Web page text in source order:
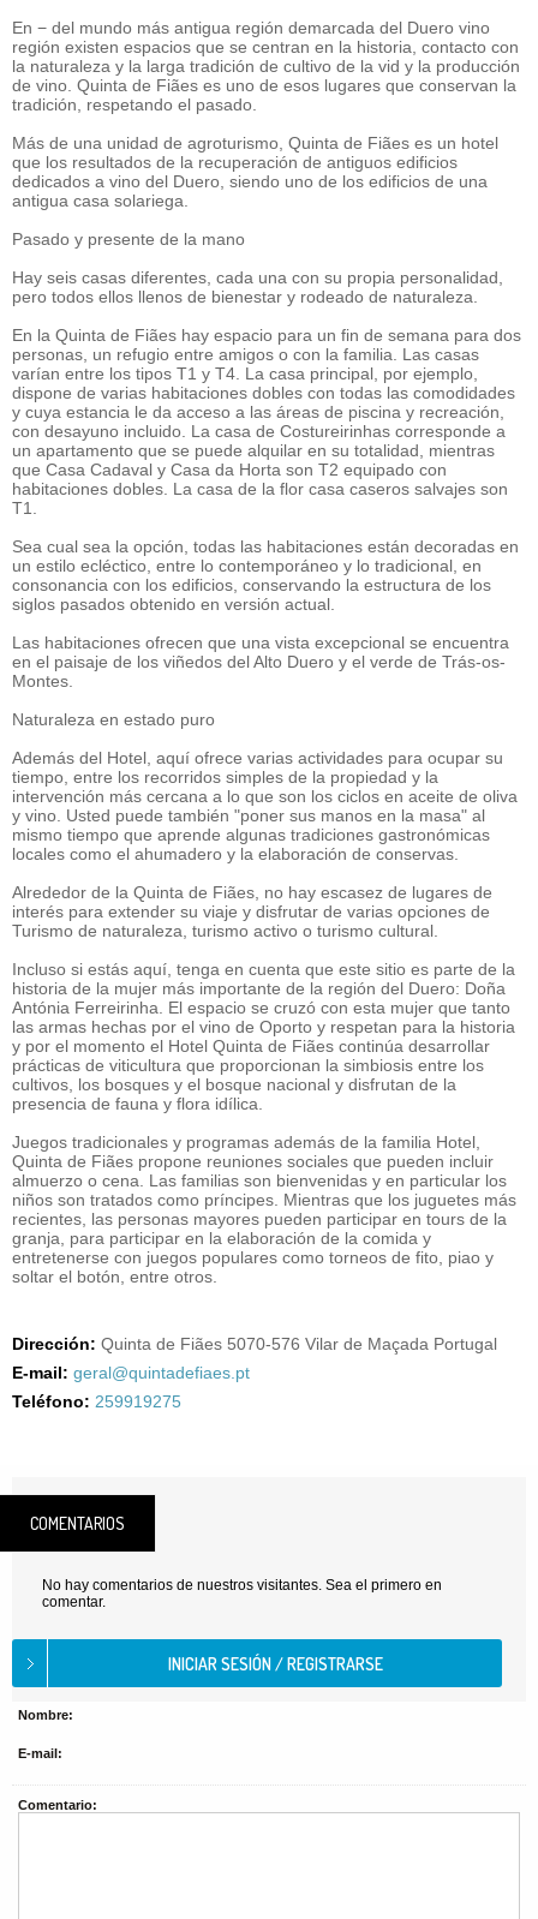
En − del mundo más antigua región demarcada del Duero vino
región existen espacios que se centran en la historia, contacto con
la naturaleza y la larga tradición de cultivo de la vid y la producción
de vino. Quinta de Fiães es uno de esos lugares que conservan la
tradición, respetando el pasado.
Más de una unidad de agroturismo, Quinta de Fiães es un hotel
que los resultados de la recuperación de antiguos edificios
dedicados a vino del Duero, siendo uno de los edificios de una
antigua casa solariega.
Pasado y presente de la mano
Hay seis casas diferentes, cada una con su propia personalidad,
pero todos ellos llenos de bienestar y rodeado de naturaleza.
En la Quinta de Fiães hay espacio para un fin de semana para dos
personas, un refugio entre amigos o con la familia. Las casas
varían entre los tipos T1 y T4. La casa principal, por ejemplo,
dispone de varias habitaciones dobles con todas las comodidades
y cuya estancia le da acceso a las áreas de piscina y recreación,
con desayuno incluido. La casa de Costureirinhas corresponde a
un apartamento que se puede alquilar en su totalidad, mientras
que Casa Cadaval y Casa da Horta son T2 equipado con
habitaciones dobles. La casa de la flor casa caseros salvajes son
T1.
Sea cual sea la opción, todas las habitaciones están decoradas en
un estilo ecléctico, entre lo contemporáneo y lo tradicional, en
consonancia con los edificios, conservando la estructura de los
siglos pasados obtenido en versión actual.
Las habitaciones ofrecen que una vista excepcional se encuentra
en el paisaje de los viñedos del Alto Duero y el verde de Trás-os-
Montes.
Naturaleza en estado puro
Además del Hotel, aquí ofrece varias actividades para ocupar su
tiempo, entre los recorridos simples de la propiedad y la
intervención más cercana a lo que son los ciclos en aceite de oliva
y vino. Usted puede también "poner sus manos en la masa" al
mismo tiempo que aprende algunas tradiciones gastronómicas
locales como el ahumadero y la elaboración de conservas.
Alrededor de la Quinta de Fiães, no hay escasez de lugares de
interés para extender su viaje y disfrutar de varias opciones de
Turismo de naturaleza, turismo activo o turismo cultural.
Incluso si estás aquí, tenga en cuenta que este sitio es parte de la
historia de la mujer más importante de la región del Duero: Doña
Antónia Ferreirinha. El espacio se cruzó con esta mujer que tanto
las armas hechas por el vino de Oporto y respetan para la historia
y por el momento el Hotel Quinta de Fiães continúa desarrollar
prácticas de viticultura que proporcionan la simbiosis entre los
cultivos, los bosques y el bosque nacional y disfrutan de la
presencia de fauna y flora idílica.
Juegos tradicionales y programas además de la familia Hotel,
Quinta de Fiães propone reuniones sociales que pueden incluir
almuerzo o cena. Las familias son bienvenidas y en particular los
niños son tratados como príncipes. Mientras que los juguetes más
recientes, las personas mayores pueden participar en tours de la
granja, para participar en la elaboración de la comida y
entretenerse con juegos populares como torneos de fito, piao y
soltar el botón, entre otros.
Dirección: Quinta de Fiães 5070-576 Vilar de Maçada Portugal
E-mail: geral@quintadefiaes.pt
Teléfono: 259919275
COMENTARIOS
No hay comentarios de nuestros visitantes. Sea el primero en
comentar.
Nombre:
E-mail:
Comentario: